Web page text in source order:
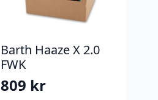
Barth Haaze X 2.0
FWK
809 kr